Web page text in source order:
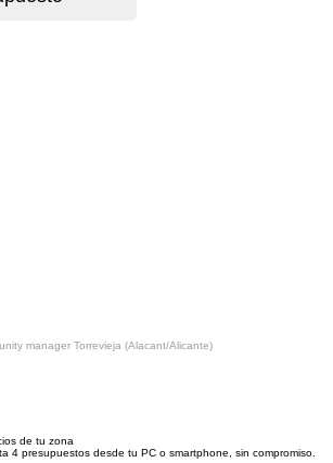
manager Torrevieja (Alacant/Alicante)
de tu zona
4 presupuestos desde tu PC o smartphone, sin compromiso.